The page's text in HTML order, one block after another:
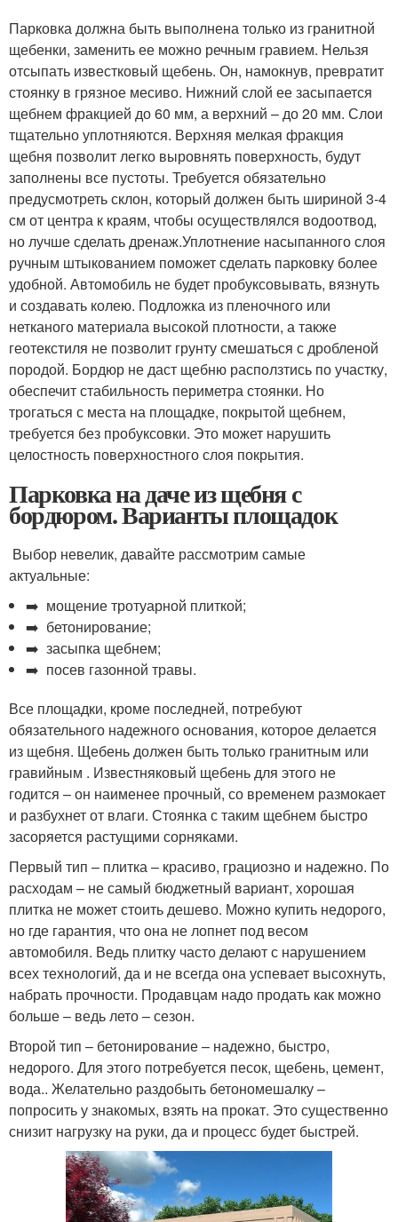
Парковка должна быть выполнена только из гранитной
щебенки, заменить ее можно речным гравием. Нельзя
отсыпать известковый щебень. Он, намокнув, превратит
стоянку в грязное месиво. Нижний слой ее засыпается
щебнем фракцией до 60 мм, а верхний – до 20 мм. Слои
тщательно уплотняются. Верхняя мелкая фракция
щебня позволит легко выровнять поверхность, будут
заполнены все пустоты. Требуется обязательно
предусмотреть склон, который должен быть шириной 3-4
см от центра к краям, чтобы осуществлялся водоотвод,
но лучше сделать дренаж.Уплотнение насыпанного слоя
ручным штыкованием поможет сделать парковку более
удобной. Автомобиль не будет пробуксовывать, вязнуть
и создавать колею. Подложка из пленочного или
нетканого материала высокой плотности, а также
геотекстиля не позволит грунту смешаться с дробленой
породой. Бордюр не даст щебню расползтись по участку,
обеспечит стабильность периметра стоянки. Но
трогаться с места на площадке, покрытой щебнем,
требуется без пробуксовки. Это может нарушить
целостность поверхностного слоя покрытия.
Парковка на даче из щебня с
бордюром. Варианты площадок
Выбор невелик, давайте рассмотрим самые
актуальные:
➡️ мощение тротуарной плиткой;
➡️ бетонирование;
➡️ засыпка щебнем;
➡️ посев газонной травы.
Все площадки, кроме последней, потребуют
обязательного надежного основания, которое делается
из щебня. Щебень должен быть только гранитным или
гравийным . Известняковый щебень для этого не
годится – он наименее прочный, со временем размокает
и разбухнет от влаги. Стоянка с таким щебнем быстро
засоряется растущими сорняками.
Первый тип – плитка – красиво, грациозно и надежно. По
расходам – не самый бюджетный вариант, хорошая
плитка не может стоить дешево. Можно купить недорого,
но где гарантия, что она не лопнет под весом
автомобиля. Ведь плитку часто делают с нарушением
всех технологий, да и не всегда она успевает высохнуть,
набрать прочности. Продавцам надо продать как можно
больше – ведь лето – сезон.
Второй тип – бетонирование – надежно, быстро,
недорого. Для этого потребуется песок, щебень, цемент,
вода.. Желательно раздобыть бетономешалку –
попросить у знакомых, взять на прокат. Это существенно
снизит нагрузку на руки, да и процесс будет быстрей.